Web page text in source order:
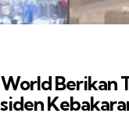
Berikan